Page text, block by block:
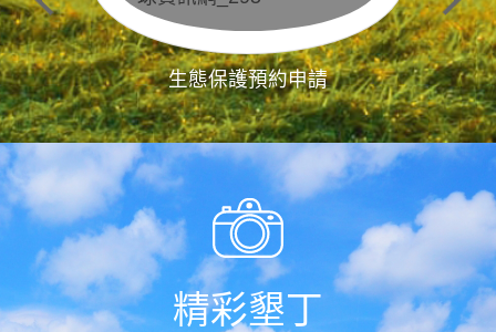
生態保護預約申請
精彩墾丁